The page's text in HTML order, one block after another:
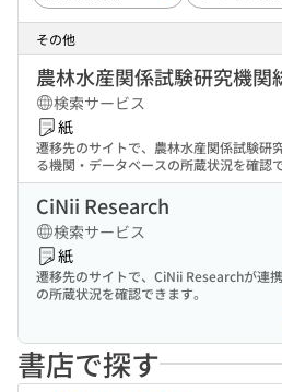
その他
農林水産関係試験研究機関
検索サービス
紙
遷移先のサイトで、農林水産関係試験研
る機関・データベースの所蔵状況を確認
CiNii Research
検索サービス
紙
遷移先のサイトで、CiNii Researchが連
の所蔵状況を確認できます。
書店で探す